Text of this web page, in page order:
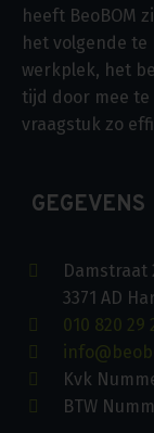
heeft BeoBOM
het volgende
werkplek, het
tijd door mee
vraagstuk zo
GEGEVENS
Damstraat
3371 AD
010 820 29
Kvk
BTW